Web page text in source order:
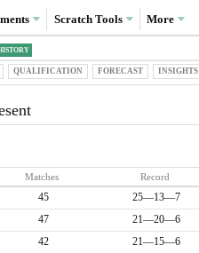
ScratchTools More
QUALIFICATION FORECAST INSIGHTS
Matches Record
45 25—13—7
47 21—20—6
42 21—15—6